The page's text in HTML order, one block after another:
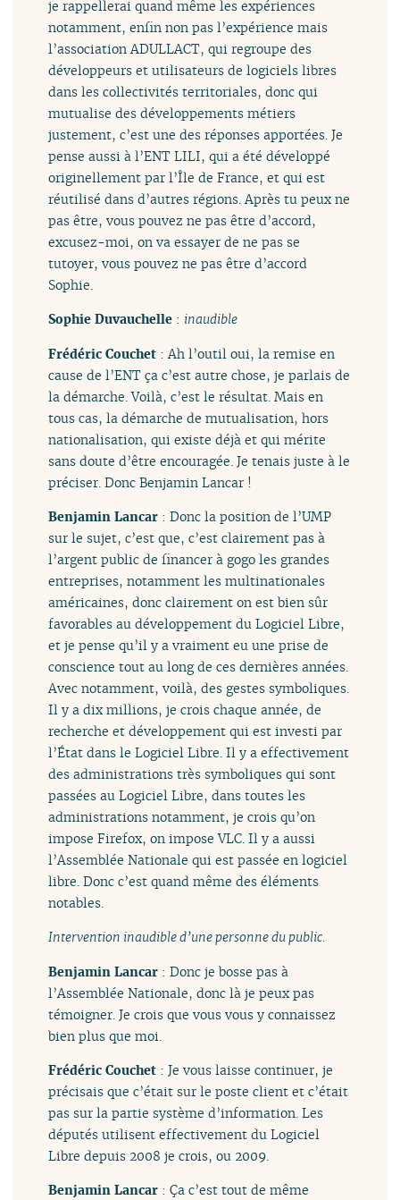
je rappellerai quand même les expériences
notamment, enfin non pas l’expérience mais
l’association ADULLACT, qui regroupe des
développeurs et utilisateurs de logiciels libres
dans les collectivités territoriales, donc qui
mutualise des développements métiers
justement, c’est une des réponses apportées. Je
pense aussi à l’ENT LILI, qui a été développé
originellement par l’Île de France, et qui est
réutilisé dans d’autres régions. Après tu peux ne
pas être, vous pouvez ne pas être d’accord,
excusez-moi, on va essayer de ne pas se
tutoyer, vous pouvez ne pas être d’accord
Sophie.
Sophie Duvauchelle : inaudible
Frédéric Couchet : Ah l’outil oui, la remise en
cause de l’ENT ça c’est autre chose, je parlais de
la démarche. Voilà, c’est le résultat. Mais en
tous cas, la démarche de mutualisation, hors
nationalisation, qui existe déjà et qui mérite
sans doute d’être encouragée. Je tenais juste à le
préciser. Donc Benjamin Lancar !
Benjamin Lancar : Donc la position de l’UMP
sur le sujet, c’est que, c’est clairement pas à
l’argent public de financer à gogo les grandes
entreprises, notamment les multinationales
américaines, donc clairement on est bien sûr
favorables au développement du Logiciel Libre,
et je pense qu’il y a vraiment eu une prise de
conscience tout au long de ces dernières années.
Avec notamment, voilà, des gestes symboliques.
Il y a dix millions, je crois chaque année, de
recherche et développement qui est investi par
l’État dans le Logiciel Libre. Il y a effectivement
des administrations très symboliques qui sont
passées au Logiciel Libre, dans toutes les
administrations notamment, je crois qu’on
impose Firefox, on impose VLC. Il y a aussi
l’Assemblée Nationale qui est passée en logiciel
libre. Donc c’est quand même des éléments
notables.
Intervention inaudible d’une personne du public.
Benjamin Lancar : Donc je bosse pas à
l’Assemblée Nationale, donc là je peux pas
témoigner. Je crois que vous vous y connaissez
bien plus que moi.
Frédéric Couchet : Je vous laisse continuer, je
précisais que c’était sur le poste client et c’était
pas sur la partie système d’information. Les
députés utilisent effectivement du Logiciel
Libre depuis 2008 je crois, ou 2009.
Benjamin Lancar : Ça c’est tout de même